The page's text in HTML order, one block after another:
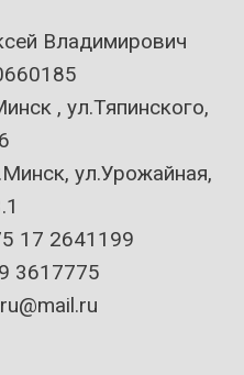
Владимирович
, ул.Тяпинского,
ул.Урожайная,
17 2641199
3617775